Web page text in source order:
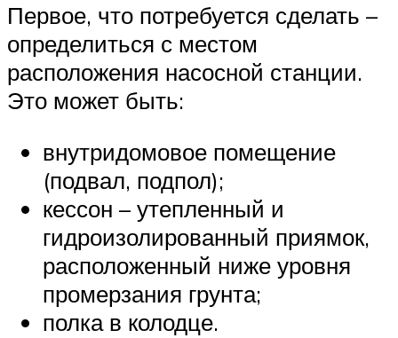
Первое, что потребуется сделать –
определиться с местом
расположения насосной станции.
Это может быть:
внутридомовое помещение
(подвал, подпол);
кессон – утепленный и
гидроизолированный приямок,
расположенный ниже уровня
промерзания грунта;
полка в колодце.